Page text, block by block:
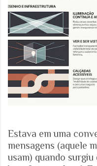
Estava em uma
mensagens (aquele
usam) quando